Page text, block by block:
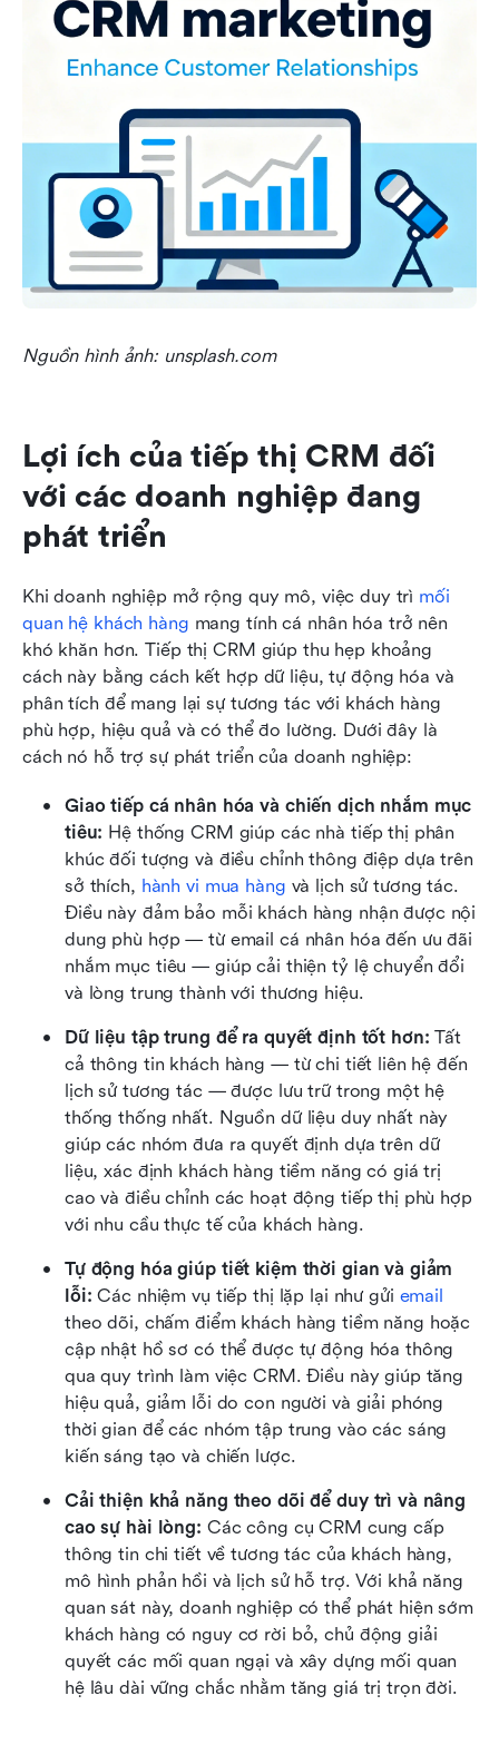
Nguồn hình ảnh: unsplash.com
Lợi ích của tiếp thị CRM đối
với các doanh nghiệp đang
phát triển
Khi doanh nghiệp mở rộng quy mô, việc duy trì mối
quan hệ khách hàng mang tính cá nhân hóa trở nên
khó khăn hơn. Tiếp thị CRM giúp thu hẹp khoảng
cách này bằng cách kết hợp dữ liệu, tự động hóa và
phân tích để mang lại sự tương tác với khách hàng
phù hợp, hiệu quả và có thể đo lường. Dưới đây là
cách nó hỗ trợ sự phát triển của doanh nghiệp:
Giao tiếp cá nhân hóa và chiến dịch nhắm mục
tiêu: Hệ thống CRM giúp các nhà tiếp thị phân
khúc đối tượng và điều chỉnh thông điệp dựa trên
sở thích, hành vi mua hàng và lịch sử tương tác.
Điều này đảm bảo mỗi khách hàng nhận được nội
dung phù hợp — từ email cá nhân hóa đến ưu đãi
nhắm mục tiêu — giúp cải thiện tỷ lệ chuyển đổi
và lòng trung thành với thương hiệu.
Dữ liệu tập trung để ra quyết định tốt hơn: Tất
cả thông tin khách hàng — từ chi tiết liên hệ đến
lịch sử tương tác — được lưu trữ trong một hệ
thống thống nhất. Nguồn dữ liệu duy nhất này
giúp các nhóm đưa ra quyết định dựa trên dữ
liệu, xác định khách hàng tiềm năng có giá trị
cao và điều chỉnh các hoạt động tiếp thị phù hợp
với nhu cầu thực tế của khách hàng.
Tự động hóa giúp tiết kiệm thời gian và giảm
lỗi: Các nhiệm vụ tiếp thị lặp lại như gửi email
theo dõi, chấm điểm khách hàng tiềm năng hoặc
cập nhật hồ sơ có thể được tự động hóa thông
qua quy trình làm việc CRM. Điều này giúp tăng
hiệu quả, giảm lỗi do con người và giải phóng
thời gian để các nhóm tập trung vào các sáng
kiến sáng tạo và chiến lược.
Cải thiện khả năng theo dõi để duy trì và nâng
cao sự hài lòng: Các công cụ CRM cung cấp
thông tin chi tiết về tương tác của khách hàng,
mô hình phản hồi và lịch sử hỗ trợ. Với khả năng
quan sát này, doanh nghiệp có thể phát hiện sớm
khách hàng có nguy cơ rời bỏ, chủ động giải
quyết các mối quan ngại và xây dựng mối quan
hệ lâu dài vững chắc nhằm tăng giá trị trọn đời.